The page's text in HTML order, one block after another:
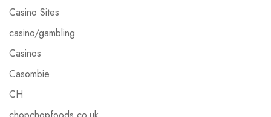
Casino Sites
casino/gambling
Casinos
Casombie
CH